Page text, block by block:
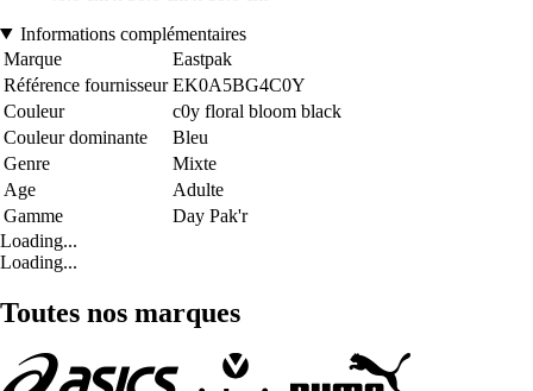
Informations complémentaires
Marque
Eastpak
Référence fournisseur EK0A5BG4C0Y
Couleur
c0y floral bloom black
Couleur dominante
Bleu
Genre
Mixte
Age
Adulte
Gamme
Day Pak'r
Loading...
Loading...
Toutes nos marques